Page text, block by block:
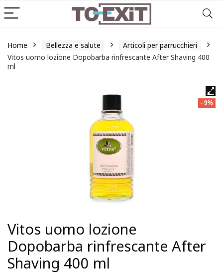
Home Bellezza e salute
Articoli per parrucchieri
Vitos uomo lozione Dopobarba rinfrescante After Shaving 400
ml
- 9%
Vitos uomo lozione
Dopobarba rinfrescante After
Shaving 400 ml